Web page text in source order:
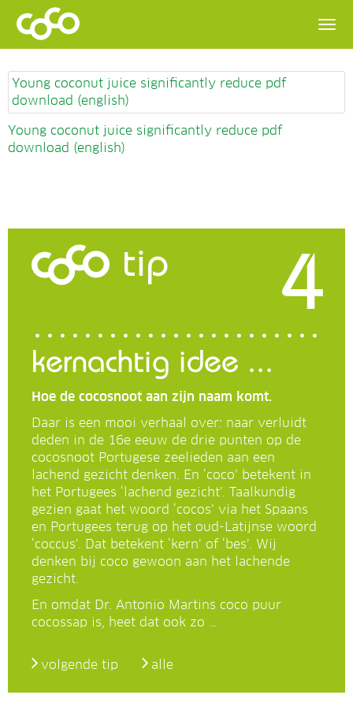
Young coconut juice significantly reduce pdf
download (english)
Young coconut juice significantly reduce pdf
download (english)
tip 4
kernachtig idee ...
Hoe de cocosnoot aan zijn naam komt.
Daar is een mooi verhaal over: naar verluidt
deden in de 16e eeuw de drie punten op de
cocosnoot Portugese zeelieden aan een
lachend gezicht denken. En ‘coco’ betekent in
het Portugees ‘lachend gezicht’. Taalkundig
gezien gaat het woord ‘cocos’ via het Spaans
en Portugees terug op het oud-Latijnse woord
‘coccus’. Dat betekent ‘kern’ of ‘bes’. Wij
denken bij coco gewoon aan het lachende
gezicht.
En omdat Dr. Antonio Martins coco puur
cocossap is, heet dat ook zo …
volgende tip alle